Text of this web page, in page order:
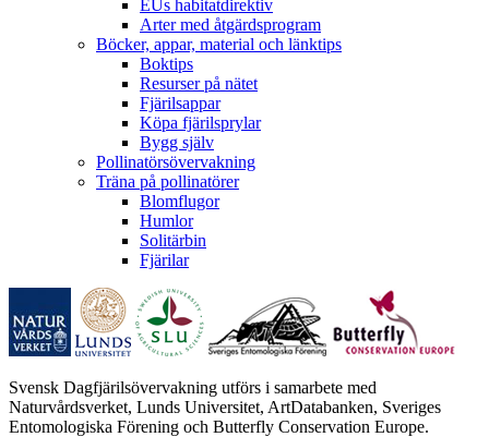
EUs habitatdirektiv
Arter med åtgärdsprogram
Böcker, appar, material och länktips
Boktips
Resurser på nätet
Fjärilsappar
Köpa fjärilsprylar
Bygg själv
Pollinatörsövervakning
Träna på pollinatörer
Blomflugor
Humlor
Solitärbin
Fjärilar
Svensk Dagfjärilsövervakning utförs i samarbete med
Naturvårdsverket, Lunds Universitet, ArtDatabanken, Sveriges
Entomologiska Förening och Butterfly Conservation Europe.